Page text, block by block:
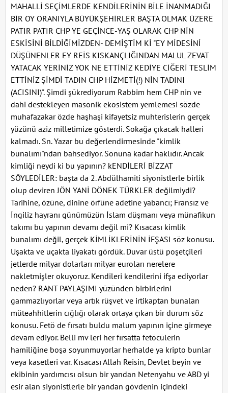
MAHALLİ SEÇİMLERDE KENDİLERİNİN BİLE İNANMADIĞI
BİR OY ORANIYLA BÜYÜKŞEHİRLER BAŞTA OLMAK ÜZERE
PATIR PATIR CHP YE GEÇİNCE-YAŞ OLARAK CHP NİN
ESKİSİNİ BİLDİĞİMİZDEN- DEMİŞTİM Kİ "EY MİDESİNİ
DÜŞÜNENLER EY REİS KISKANÇLIĞINDAN MALUL ZEVAT
YATACAK YERİNİZ YOK NE ETTİNİZ KEDİYE CİĞERİ TESLİM
ETTİNİZ ŞİMDİ TADIN CHP HİZMETİ(!) NİN TADINI
(ACISINI)". Şimdi şükrediyorum Rabbim hem CHP nin ve
dahi destekleyen masonik ekosistem yemlemesi sözde
muhafazakar özde haşhaşi kifayetsiz muhterislerin gerçek
yüzünü aziz milletimize gösterdi. Sokağa çıkacak halleri
kalmadı. Sn. Yazar bu değerlendirmesinde "kimlik
bunalımı"ndan bahsediyor. Sonuna kadar haklıdır. Ancak
kimliği neydi ki bu yapının? kENDİLERİ BİZZAT
SÖYLEDİLER: başta da 2. Abdülhamiti siyonistlerle birlik
olup deviren JÖN YANİ DÖNEK TÜRKLER değilmiydi?
Tarihine, özüne, dinine örfüne adetine yabancı; Fransız ve
İngiliz hayranı günümüzün İslam düşmanı veya münafikun
takımı bu yapının devamı değil mi? Kısacası kimlik
bunalımı değil, gerçek KİMLİKLERİNİN İFŞASI söz konusu.
Uşakta ve uçakta liyakatı gördük. Duvar üstü poşetçileri
jetlerde milyar dolarları milyar euroları nerelere
nakletmişler okuyoruz. Kendileri kendilerini ifşa ediyorlar
neden? RANT PAYLAŞIMI yüzünden birbirlerini
gammazlıyorlar veya artık rüşvet ve irtikaptan bunalan
müteahhitlerin cığlığı olarak ortaya çıkan bir durum söz
konusu. Fetö de fırsatı buldu malum yapının içine girmeye
devam ediyor. Belli mv leri her fırsatta fetöcülerin
hamiliğine boşa soyunmuyorlar herhalde ya kripto bunlar
veya kasetleri var. Kısacası Allah Reisin, Devlet beyin ve
ekibinin yardımcısı olsun bir yandan Netenyahu ve ABD yi
esir alan siyonistlerle bir yandan gövdenin içindeki